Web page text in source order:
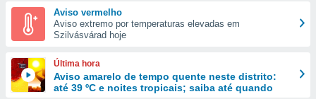
e
forma
digital
Aviso vermelho
Aviso extremo por temperaturas elevadas em
Szilvásvárad hoje
Última hora
Aviso amarelo de tempo quente neste distrito:
até 39 ºC e noites tropicais; saiba até quando